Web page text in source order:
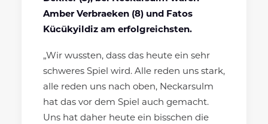
Amber Verbraeken (8) und Fatos
Kücükyildiz am erfolgreichsten.
„Wir wussten, dass das heute ein sehr
schweres Spiel wird. Alle reden uns stark,
alle reden uns nach oben, Neckarsulm
hat das vor dem Spiel auch gemacht.
Uns hat daher heute ein bisschen die